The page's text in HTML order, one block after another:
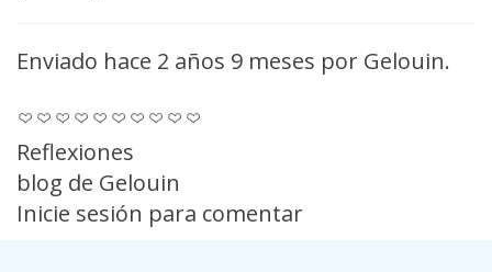
Enviado hace 2 años 9 meses por Gelouin.
Reflexiones
blog de Gelouin
Inicie sesión para comentar